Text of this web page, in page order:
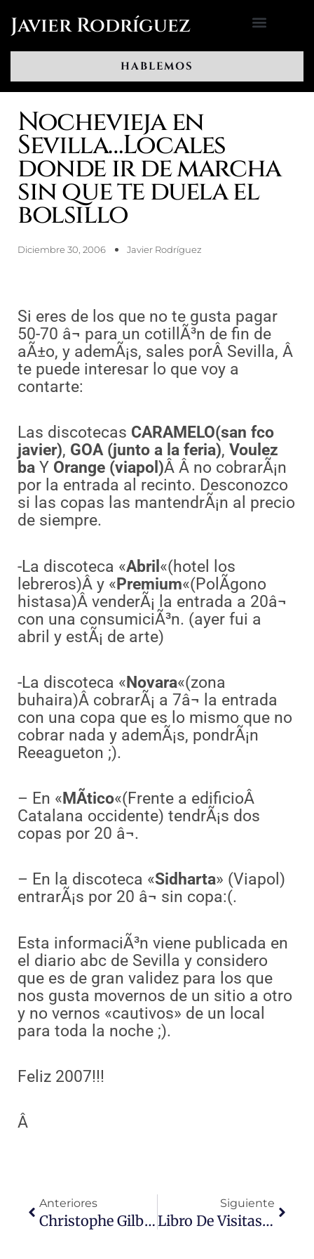
Javier Rodríguez
HABLEMOS
Nochevieja en
Sevilla…Locales
donde ir de marcha
sin que te duela el
bolsillo
Diciembre 30, 2006 Javier Rodríguez
Si eres de los que no te gusta pagar
50-70 â¬ para un cotillÃ³n de fin de
aÃ±o, y ademÃ¡s, sales porÂ Sevilla, Â
te puede interesar lo que voy a
contarte:
Las discotecas CARAMELO(san fco
javier), GOA (junto a la feria), Voulez
ba Y Orange (viapol)Â Â no cobrarÃ¡n
por la entrada al recinto. Desconozco
si las copas las mantendrÃ¡n al precio
de siempre.
-La discoteca «Abril «(hotel los
lebreros)Â y «Premium«(PolÃ­gono
histasa)Â venderÃ¡ la entrada a 20â¬
con una consumiciÃ³n. (ayer fui a
abril y estÃ¡ de arte)
-La discoteca «Novara«(zona
buhaira)Â cobrarÃ¡ a 7â¬ la entrada
con una copa que es lo mismo que no
cobrar nada y ademÃ¡s, pondrÃ¡n
Reeagueton ;).
– En «MÃ­tico«(Frente a edificioÂ
Catalana occidente) tendrÃ¡s dos
copas por 20 â¬.
– En la discoteca «Sidharta» (Viapol)
entrarÃ¡s por 20 â¬ sin copa:(.
Esta informaciÃ³n viene publicada en
el diario abc de Sevilla y considero
que es de gran validez para los que
nos gusta movernos de un sitio a otro
y no vernos «cautivos» de un local
para toda la noche ;).
Feliz 2007!!!
Â
Anteriores
Christophe Gilbert, Lo Que Dice Una Imagen…
Siguiente
Libro De Visitas En Flash